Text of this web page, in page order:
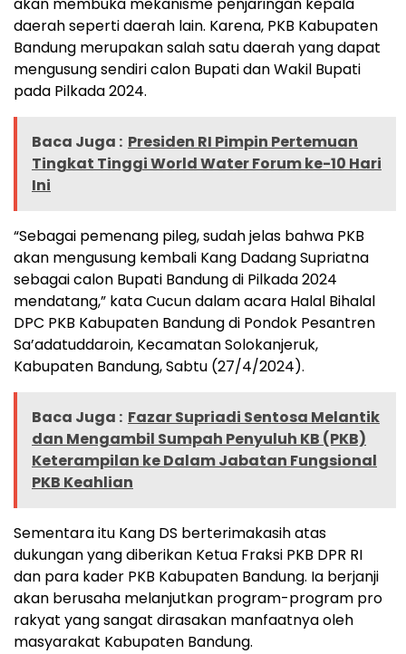
akan membuka mekanisme penjaringan kepala
daerah seperti daerah lain. Karena, PKB Kabupaten
Bandung merupakan salah satu daerah yang dapat
mengusung sendiri calon Bupati dan Wakil Bupati
pada Pilkada 2024.
Baca Juga : Presiden RI Pimpin Pertemuan
Tingkat Tinggi World Water Forum ke-10 Hari
Ini
“Sebagai pemenang pileg, sudah jelas bahwa PKB
akan mengusung kembali Kang Dadang Supriatna
sebagai calon Bupati Bandung di Pilkada 2024
mendatang,” kata Cucun dalam acara Halal Bihalal
DPC PKB Kabupaten Bandung di Pondok Pesantren
Sa’adatuddaroin, Kecamatan Solokanjeruk,
Kabupaten Bandung, Sabtu (27/4/2024).
Baca Juga : Fazar Supriadi Sentosa Melantik
dan Mengambil Sumpah Penyuluh KB (PKB)
Keterampilan ke Dalam Jabatan Fungsional
PKB Keahlian
Sementara itu Kang DS berterimakasih atas
dukungan yang diberikan Ketua Fraksi PKB DPR RI
dan para kader PKB Kabupaten Bandung. Ia berjanji
akan berusaha melanjutkan program-program pro
rakyat yang sangat dirasakan manfaatnya oleh
masyarakat Kabupaten Bandung.